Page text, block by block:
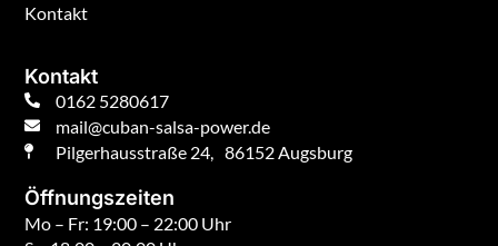
Kontakt
Kontakt
0162 5280617
mail@cuban-salsa-power.de
Pilgerhausstraße 24, 86152 Augsburg
Öffnungszeiten
Mo – Fr: 19:00 – 22:00 Uhr